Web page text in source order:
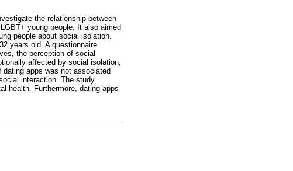
the relationship between
young people. It also aimed
people about social isolation.
years old. A questionnaire
the perception of social
affected by social isolation,
apps was not associated
interaction. The study
health. Furthermore, dating apps